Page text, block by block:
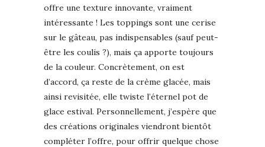
offre une texture innovante, vraiment
intéressante ! Les toppings sont une cerise
sur le gâteau, pas indispensables (sauf peut-
être les coulis ?), mais ça apporte toujours
de la couleur. Concrètement, on est
d’accord, ça reste de la crème glacée, mais
ainsi revisitée, elle twiste l’éternel pot de
glace estival. Personnellement, j’espère que
des créations originales viendront bientôt
compléter l’offre, pour offrir quelque chose